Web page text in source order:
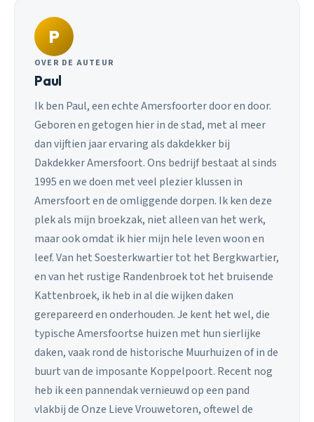
P
OVER DE AUTEUR
Paul
Ik ben Paul, een echte Amersfoorter door en door.
Geboren en getogen hier in de stad, met al meer
dan vijftien jaar ervaring als dakdekker bij
Dakdekker Amersfoort. Ons bedrijf bestaat al sinds
1995 en we doen met veel plezier klussen in
Amersfoort en de omliggende dorpen. Ik ken deze
plek als mijn broekzak, niet alleen van het werk,
maar ook omdat ik hier mijn hele leven woon en
leef. Van het Soesterkwartier tot het Bergkwartier,
en van het rustige Randenbroek tot het bruisende
Kattenbroek, ik heb in al die wijken daken
gerepareerd en onderhouden. Je kent het wel, die
typische Amersfoortse huizen met hun sierlijke
daken, vaak rond de historische Muurhuizen of in de
buurt van de imposante Koppelpoort. Recent nog
heb ik een pannendak vernieuwd op een pand
vlakbij de Onze Lieve Vrouwetoren, oftewel de